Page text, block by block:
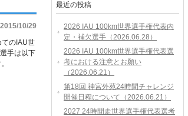
2015/10/29
のIAU世
手は以下
最近の投稿
2026 IAU 100km世界選手権代表内
定・補欠選手（2026.06.28）
2026 IAU 100km世界選手権代表選
考における注意とお願い
（2026.06.21）
第18回 神宮外苑24時間チャレンジ
開催日程について（2026.06.21）
2027 24時間走世界選手権代表選考